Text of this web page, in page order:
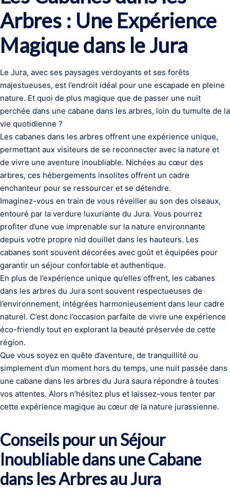
Arbres : Une Expérience
Magique dans le Jura
Le Jura, avec ses paysages verdoyants et ses forêts
majestueuses, est l’endroit idéal pour une escapade en pleine
nature. Et quoi de plus magique que de passer une nuit
perchée dans une cabane dans les arbres, loin du tumulte de la
vie quotidienne ?
Les cabanes dans les arbres offrent une expérience unique,
permettant aux visiteurs de se reconnecter avec la nature et
de vivre une aventure inoubliable. Nichées au cœur des
arbres, ces hébergements insolites offrent un cadre
enchanteur pour se ressourcer et se détendre.
Imaginez-vous en train de vous réveiller au son des oiseaux,
entouré par la verdure luxuriante du Jura. Vous pourrez
profiter d’une vue imprenable sur la nature environnante
depuis votre propre nid douillet dans les hauteurs. Les
cabanes sont souvent décorées avec goût et équipées pour
garantir un séjour confortable et authentique.
En plus de l’expérience unique qu’elles offrent, les cabanes
dans les arbres du Jura sont souvent respectueuses de
l’environnement, intégrées harmonieusement dans leur cadre
naturel. C’est donc l’occasion parfaite de vivre une expérience
éco-friendly tout en explorant la beauté préservée de cette
région.
Que vous soyez en quête d’aventure, de tranquillité ou
simplement d’un moment hors du temps, une nuit passée dans
une cabane dans les arbres du Jura saura répondre à toutes
vos attentes. Alors n’hésitez plus et laissez-vous tenter par
cette expérience magique au cœur de la nature jurassienne.
Conseils pour un Séjour
Inoubliable dans une Cabane
dans les Arbres au Jura